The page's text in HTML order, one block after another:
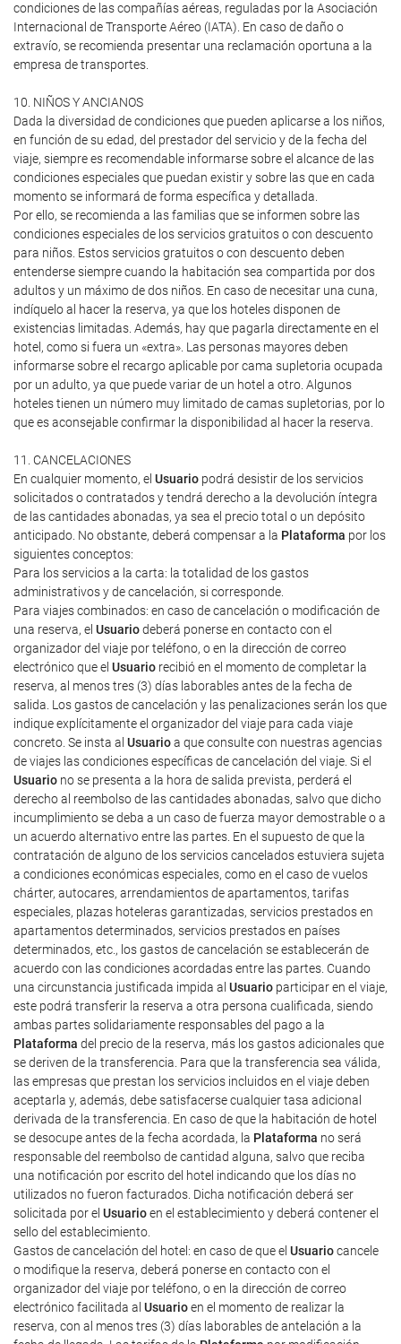
condiciones de las compañías aéreas, reguladas por la Asociación
Internacional de Transporte Aéreo (IATA). En caso de daño o
extravío, se recomienda presentar una reclamación oportuna a la
empresa de transportes.
10. NIÑOS Y ANCIANOS
Dada la diversidad de condiciones que pueden aplicarse a los niños,
en función de su edad, del prestador del servicio y de la fecha del
viaje, siempre es recomendable informarse sobre el alcance de las
condiciones especiales que puedan existir y sobre las que en cada
momento se informará de forma específica y detallada.
Por ello, se recomienda a las familias que se informen sobre las
condiciones especiales de los servicios gratuitos o con descuento
para niños. Estos servicios gratuitos o con descuento deben
entenderse siempre cuando la habitación sea compartida por dos
adultos y un máximo de dos niños. En caso de necesitar una cuna,
indíquelo al hacer la reserva, ya que los hoteles disponen de
existencias limitadas. Además, hay que pagarla directamente en el
hotel, como si fuera un «extra». Las personas mayores deben
informarse sobre el recargo aplicable por cama supletoria ocupada
por un adulto, ya que puede variar de un hotel a otro. Algunos
hoteles tienen un número muy limitado de camas supletorias, por lo
que es aconsejable confirmar la disponibilidad al hacer la reserva.
11. CANCELACIONES
En cualquier momento, el Usuario podrá desistir de los servicios
solicitados o contratados y tendrá derecho a la devolución íntegra
de las cantidades abonadas, ya sea el precio total o un depósito
anticipado. No obstante, deberá compensar a la Plataforma por los
siguientes conceptos:
Para los servicios a la carta: la totalidad de los gastos
administrativos y de cancelación, si corresponde.
Para viajes combinados: en caso de cancelación o modificación de
una reserva, el Usuariodeberá ponerse en contacto con el
organizador del viaje por teléfono, o en la dirección de correo
electrónico que el Usuario recibió en el momento de completar la
reserva, al menos tres (3) días laborables antes de la fecha de
salida. Los gastos de cancelación y las penalizaciones serán los que
indique explícitamente el organizador del viaje para cada viaje
concreto. Se insta al Usuarioa que consulte con nuestras agencias
de viajes las condiciones específicas de cancelación del viaje. Si el
Usuario no se presenta a la hora de salida prevista, perderá el
derecho al reembolso de las cantidades abonadas, salvo que dicho
incumplimiento se deba a un caso de fuerza mayor demostrable o a
un acuerdo alternativo entre las partes. En el supuesto de que la
contratación de alguno de los servicios cancelados estuviera sujeta
a condiciones económicas especiales, como en el caso de vuelos
chárter, autocares, arrendamientos de apartamentos, tarifas
especiales, plazas hoteleras garantizadas, servicios prestados en
apartamentos determinados, servicios prestados en países
determinados, etc., los gastos de cancelación se establecerán de
acuerdo con las condiciones acordadas entre las partes. Cuando
una circunstancia justificada impida al Usuario participar en el viaje,
este podrá transferir la reserva a otra persona cualificada, siendo
ambas partes solidariamente responsables del pago a la
Plataforma del precio de la reserva, más los gastos adicionales que
se deriven de la transferencia. Para que la transferencia sea válida,
las empresas que prestan los servicios incluidos en el viaje deben
aceptarla y, además, debe satisfacerse cualquier tasa adicional
derivada de la transferencia. En caso de que la habitación de hotel
se desocupe antes de la fecha acordada, la Plataforma no será
responsable del reembolso de cantidad alguna, salvo que reciba
una notificación por escrito del hotel indicando que los días no
utilizados no fueron facturados. Dicha notificación deberá ser
solicitada por el Usuarioen el establecimiento y deberá contener el
sello del establecimiento.
Gastos de cancelación del hotel: en caso de que el Usuariocancele
o modifique la reserva, deberá ponerse en contacto con el
organizador del viaje por teléfono, o en la dirección de correo
electrónico facilitada al Usuarioen el momento de realizar la
reserva, con al menos tres (3) días laborables de antelación a la